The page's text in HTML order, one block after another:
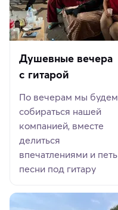
Душевные вечера
с гитарой
По вечерам мы будем
собираться нашей
компанией, вместе
делиться
впечатлениями и петь
песни под гитару